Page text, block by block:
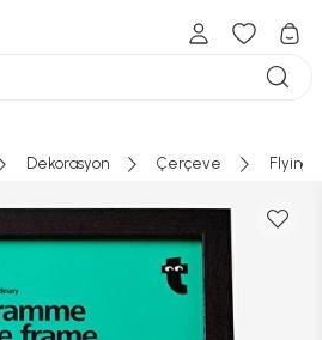
Dekorasyon Çerçeve Flying